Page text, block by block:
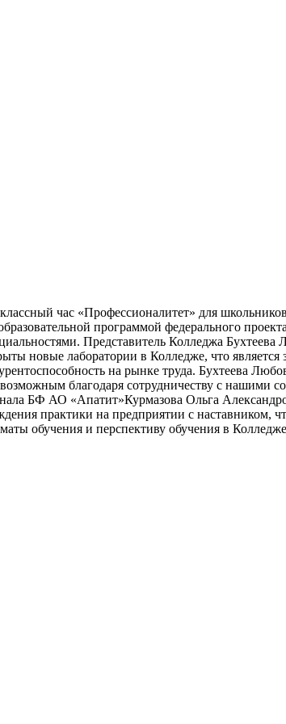
час «Профессионалитет» для
программой федерального
Представитель Колледжа Бухтеева
новые лаборатории в Колледже, что является
на рынке труда. Бухтеева
благодаря сотрудничеству с нашими
БФ АО «Апатит»Курмазова Ольга
практики на предприятии с наставником,
обучения и перспективу обучения в